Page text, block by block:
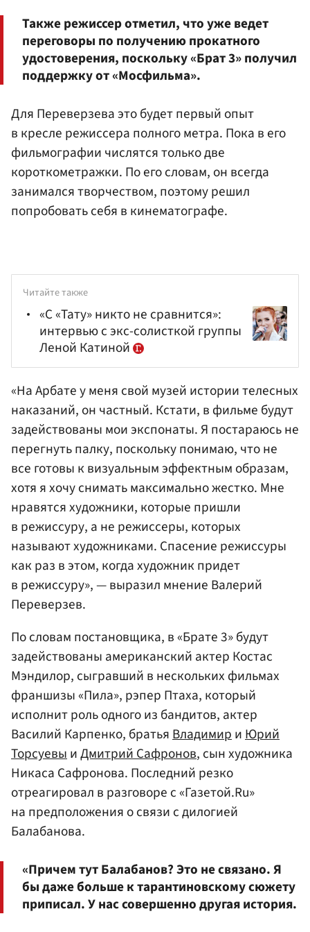
Также режиссер отметил, что уже ведет
переговоры по получению прокатного
удостоверения, поскольку «Брат 3» получил
поддержку от «Мосфильма».
Для Переверзева это будет первый опыт
в кресле режиссера полного метра. Пока в его
фильмографии числятся только две
короткометражки. По его словам, он всегда
занимался творчеством, поэтому решил
попробовать себя в кинематографе.
Читайте также
«С «Тату» никто не сравнится»:
интервью с экс-солисткой группы
Леной Катиной
«На Арбате у меня свой музей истории телесных
наказаний, он частный. Кстати, в фильме будут
задействованы мои экспонаты. Я постараюсь не
перегнуть палку, поскольку понимаю, что не
все готовы к визуальным эффектным образам,
хотя я хочу снимать максимально жестко. Мне
нравятся художники, которые пришли
в режиссуру, а не режиссеры, которых
называют художниками. Спасение режиссуры
как раз в этом, когда художник придет
в режиссуру», — выразил мнение Валерий
Переверзев.
По словам постановщика, в «Брате 3» будут
задействованы американский актер Костас
Мэндилор, сыгравший в нескольких фильмах
франшизы «Пила», рэпер Птаха, который
исполнит роль одного из бандитов, актер
Василий Карпенко, братьяВладимириЮрий
ТорсуевыиДмитрий Сафронов, сын художника
Никаса Сафронова. Последний резко
отреагировал в разговоре с «Газетой.Ru»
на предположения о связи с дилогией
Балабанова.
«Причем тут Балабанов? Это не связано. Я
бы даже больше к тарантиновскому сюжету
приписал. У нас совершенно другая история.